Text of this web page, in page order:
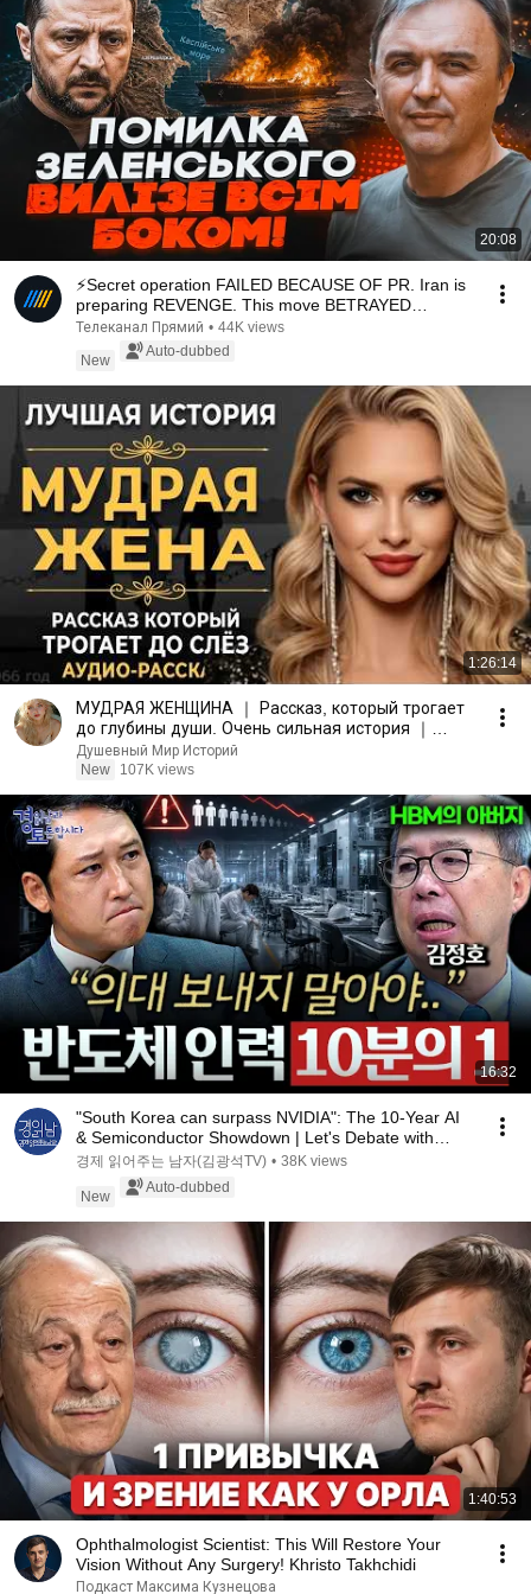
20:08
⚡️Secret operation FAILED BECAUSE OF PR. Iran is
preparing REVENGE. This move BETRAYED
UKRAINE / ...
Телеканал Прямий • 44K views
New
Auto-dubbed
1:26:14
МУДРАЯ ЖЕНЩИНА ｜ Рассказ, который трогает
до глубины души. Очень сильная история ｜
Аудио рассказ.
Душевный Мир Историй
New
107K views
16:32
"South Korea can surpass NVIDIA": The 10-Year AI
& Semiconductor Showdown | Let's Debate with
Gye...
경제 읽어주는 남자(김광석TV) • 38K views
New
Auto-dubbed
1:40:53
Ophthalmologist Scientist: This Will Restore Your
Vision Without Any Surgery! Khristo Takhchidi
Подкаст Максима Кузнецова